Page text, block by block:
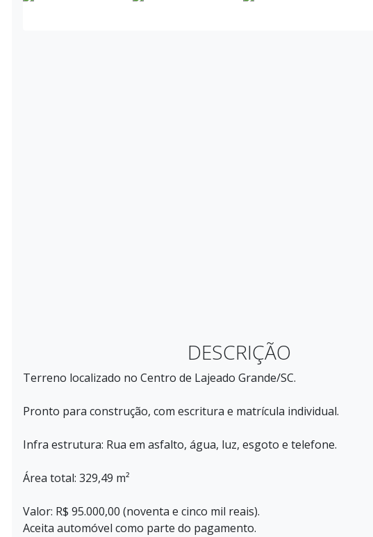
DESCRIÇÃO
Terreno localizado no Centro de Lajeado Grande/SC.
Pronto para construção, com escritura e matrícula individual.
Infra estrutura: Rua em asfalto, água, luz, esgoto e telefone.
Área total: 329,49 m²
Valor: R$ 95.000,00 (noventa e cinco mil reais).
Aceita automóvel como parte do pagamento.